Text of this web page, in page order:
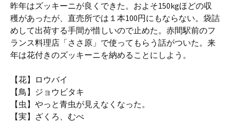
昨年はズッキーニが良くできた。およそ150kgほどの収
穫があったが、直売所では１本100円にもならない。袋詰
めして出荷する手間が惜しいので止めた。赤間駅前のフ
ランス料理店「ささ原」で使ってもらう話がついた。来
年は花付きのズッキーニを納めることにしよう。
【花】ロウバイ
【鳥】ジョウビタキ
【虫】やっと青虫が見えなくなった。
【実】ざくろ、むべ